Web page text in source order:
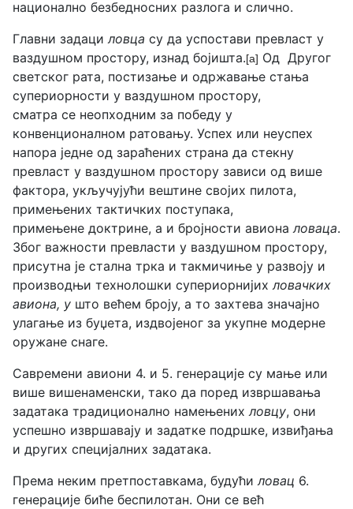
национално безбедносних разлога и слично.
Главни задациловца су да успостави превласт у
ваздушном простору, изнад бојишта.[а] Од Другог
светског рата, постизање и одржавање стања
супериорности у ваздушном простору,
сматра се неопходним за победу у
конвенционалном ратовању. Успех или неуспех
напора једне од зараћених страна да стекну
превласт у ваздушном простору зависи од више
фактора, укључујући вештине својих пилота,
примењених тактичких поступака,
примењене доктрине, а и бројности авионаловаца.
Због важности превласти у ваздушном простору,
присутна је стална трка и такмичиње у развоју и
производњи технолошки супериорнијихловачких
авиона, у што већем броју, а то захтева значајно
улагање из буџета, издвојеног за укупне модерне
оружане снаге.
Савремени авиони 4. и 5. генерације су мање или
више вишенаменски, тако да поред извршавања
задатака традиционално намењенихловцу, они
успешно извршавају и задатке подршке, извиђања
и других специјалних задатака.
Према неким претпоставкама, будућиловац 6.
генерације биће беспилотан. Они се већ